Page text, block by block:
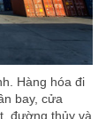
Hàng hóa đi
bay, cửa
đường thủy và